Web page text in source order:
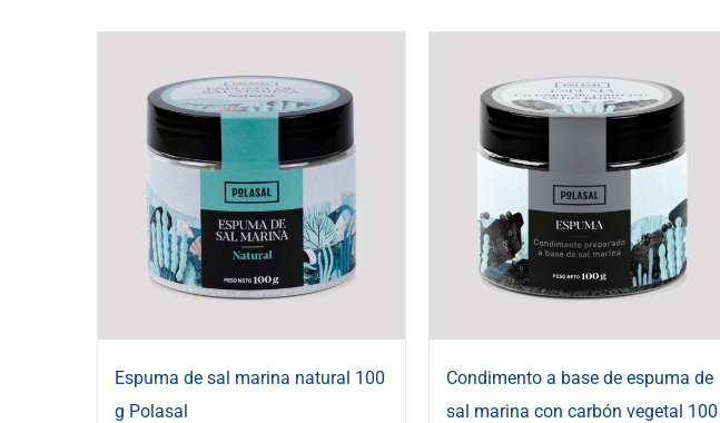
Espuma de sal marina natural 100
g Polasal
Condimento a base de espuma de
sal marina con carbón vegetal 100